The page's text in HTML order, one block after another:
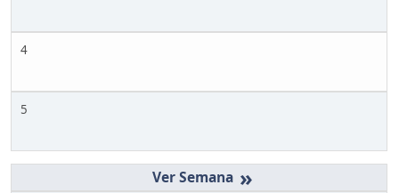
4
5
»